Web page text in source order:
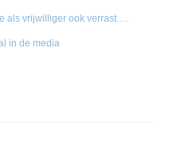
als vrijwilliger ook verrast….
in de media